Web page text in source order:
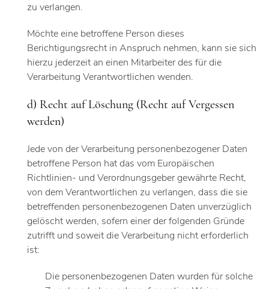
zu verlangen.
Möchte eine betroffene Person dieses
Berichtigungsrecht in Anspruch nehmen, kann sie sich
hierzu jederzeit an einen Mitarbeiter des für die
Verarbeitung Verantwortlichen wenden.
d) Recht auf Löschung (Recht auf Vergessen
werden)
Jede von der Verarbeitung personenbezogener Daten
betroffene Person hat das vom Europäischen
Richtlinien- und Verordnungsgeber gewährte Recht,
von dem Verantwortlichen zu verlangen, dass die sie
betreffenden personenbezogenen Daten unverzüglich
gelöscht werden, sofern einer der folgenden Gründe
zutrifft und soweit die Verarbeitung nicht erforderlich
ist:
Die personenbezogenen Daten wurden für solche